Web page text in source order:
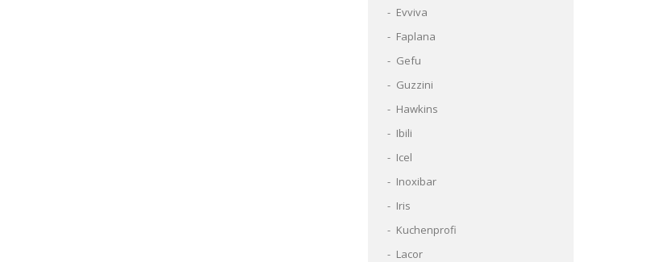
Evviva
Faplana
Gefu
Guzzini
Hawkins
Ibili
Icel
Inoxibar
Iris
Kuchenprofi
Lacor